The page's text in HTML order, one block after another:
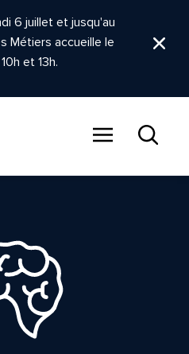
6 juillet et jusqu'au
Métiers accueille le
et 13h.